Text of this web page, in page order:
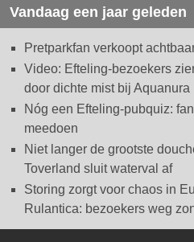
Vandaag een jaar geleden
Pretparkfan verkoopt
Video: Efteling-bezoekers
door dichte mist bij Aquanura
Nóg een Efteling-pubquiz:
meedoen
Niet langer de grootste
Toverland sluit waterval af
Storing zorgt voor chaos in
Rulantica: bezoekers weg